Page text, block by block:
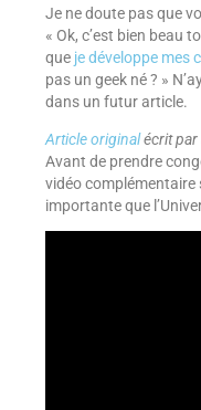
Je ne doute pas que
« Ok, c’est bien beau
que je développe mes
pas un geek né ? »
dans un futur article.
Article originalécrit par
Avant de prendre
vidéo complémentaire
importante que